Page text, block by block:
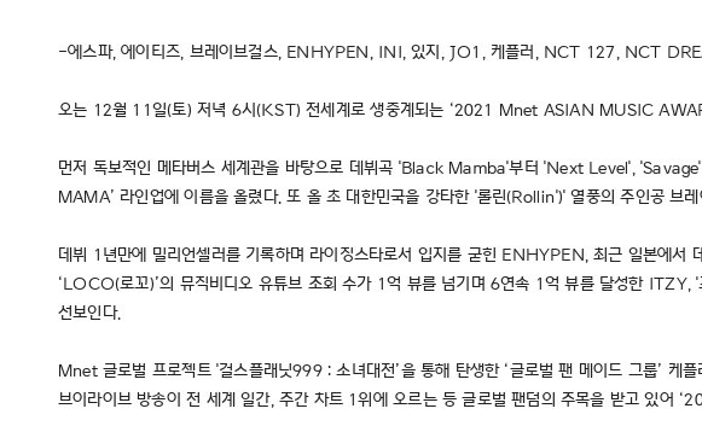
-에스파, 에이티즈, 브레이브걸스, ENHYPEN, INI, 있지, JO1, 케플러, NCT 127, NCT
오는 12월 11일(토) 저녁 6시(KST) 전세계로 생중계되는 ‘2021 Mnet ASIAN MUSIC
먼저 독보적인 메타버스 세계관을 바탕으로 데뷔곡 'Black Mamba'부터 'Next Level',
MAMA’ 라인업에 이름을 올렸다. 또 올 초 대한민국을 강타한 '롤린(Rollin')' 열풍의 주인공 브
데뷔 1년만에 밀리언셀러를 기록하며 라이징스타로서 입지를 굳힌 ENHYPEN, 최근 일본에
‘LOCO(로꼬)’의 뮤직비디오 유튜브 조회 수가 1억 뷰를 넘기며 6연속 1억 뷰를 달성한
선보인다.
Mnet 글로벌 프로젝트 '걸스플래닛999 : 소녀대전’을 통해 탄생한 ‘글로벌 팬 메이드 그룹’
브이라이브 방송이 전 세계 일간, 주간 차트 1위에 오르는 등 글로벌 팬덤의 주목을 받고 있어